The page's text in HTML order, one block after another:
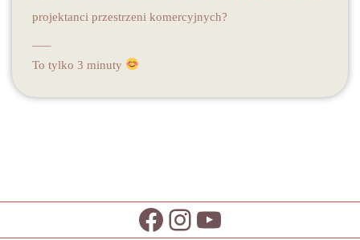
projektanci przestrzeni komercyjnych?
To tylko 3 minuty